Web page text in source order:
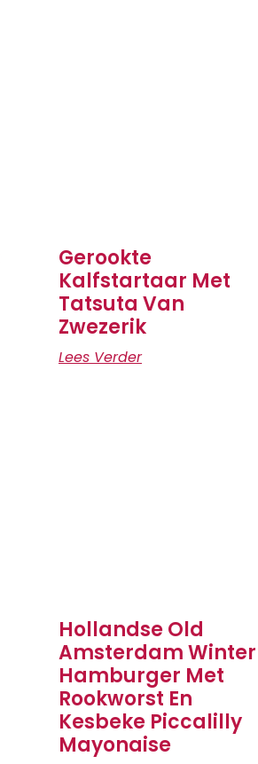
Gerookte
Kalfstartaar Met
Tatsuta Van
Zwezerik
Lees Verder
Hollandse Old
Amsterdam Winter
Hamburger Met
Rookworst En
Kesbeke Piccalilly
Mayonaise